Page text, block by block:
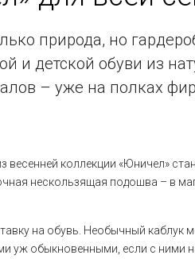
природа, но
и детской обуви из
– уже на полках
весенней коллекции «Юничел»
нескользящая подошва – в
на обувь. Необычный каблук
уж обыкновенными, если с ними